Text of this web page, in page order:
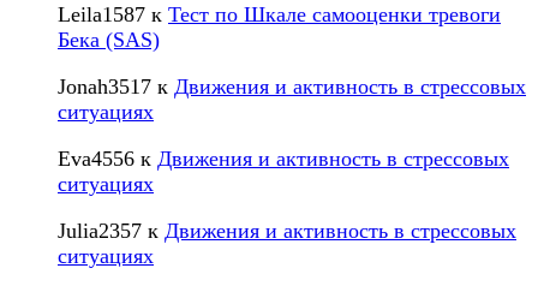
Leila1587 к Тест по Шкале самооценки тревоги
Бека (SAS)
Jonah3517 к Движения и активность в стрессовых
ситуациях
Eva4556 к Движения и активность в стрессовых
ситуациях
Julia2357 к Движения и активность в стрессовых
ситуациях